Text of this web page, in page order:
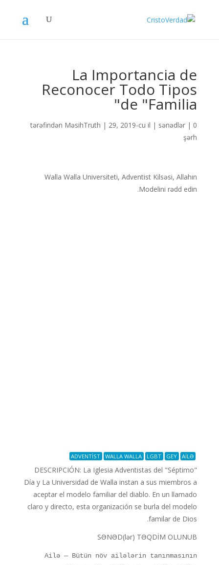
La Importancia de
Reconocer Todo Tipos
de "Familia"
tərəfindən MəsihTruth | 29, 2019-cu il | sənədlər | 0
şərh
Walla Walla Universiteti, Adventist Kilsəsi, Allahın
Modelini rədd edin.
ADVENTİST WALLA WALLA LGBT GEY AİLƏ
DESCRIPCIÓN: La Iglesia Adventistas del "Séptimo"
Día y La Universidad de Walla instan a sus miembros a
aceptar el modelo familiar del diablo. En un llamado
claro y directo, esta organización se burla del modelo
familar de Dios.
SƏNƏD(lər) TƏQDİM OLUNUB
Ailə — Bütün növ ailələrin tanınmasının